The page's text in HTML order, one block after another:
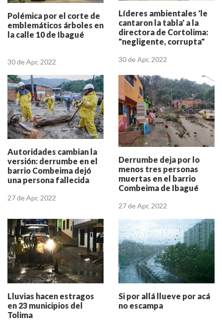
Polémica por el corte de
emblemáticos árboles en
la calle 10 de Ibagué
30 de Apr, 2022
Líderes ambientales 'le
cantaron la tabla' a la
directora de Cortolima:
"negligente, corrupta"
30 de Apr, 2022
Autoridades cambian la
versión: derrumbe en el
barrio Combeima dejó
una persona fallecida
27 de Apr, 2022
Derrumbe deja por lo
menos tres personas
muertas en el barrio
Combeima de Ibagué
27 de Apr, 2022
Lluvias hacen estragos
en 23 municipios del
Tolima
Si por allá llueve por acá
no escampa